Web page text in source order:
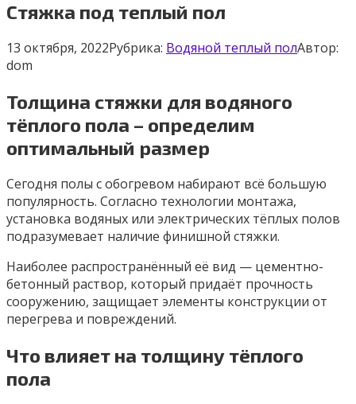
Cтяжка под теплый пол
13 октября, 2022Рубрика: Водяной теплый полАвтор:
dom
Толщина стяжки для водяного
тёплого пола – определим
оптимальный размер
Сегодня полы с обогревом набирают всё большую
популярность. Согласно технологии монтажа,
установка водяных или электрических тёплых полов
подразумевает наличие финишной стяжки.
Наиболее распространённый её вид — цементно-
бетонный раствор, который придаёт прочность
сооружению, защищает элементы конструкции от
перегрева и повреждений.
Что влияет на толщину тёплого
пола